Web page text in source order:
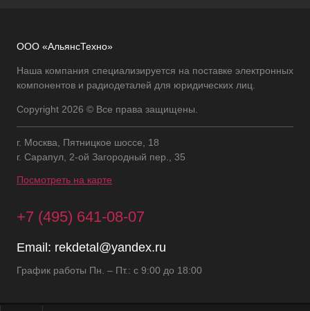
ООО «АльянсТехно»
Наша компания специализируется на поставке электронных
компонентов и радиодеталей для юридических лиц.
Copyright 2026 © Все права защищены.
г. Москва, Пятницкое шоссе, 18
г. Сарапул, 2-ой Загородный пер., 35
Посмотреть на карте
+7 (495) 641-08-07
Email: rekdetal@yandex.ru
График работы Пн. – Пт.: с 9:00 до 18:00